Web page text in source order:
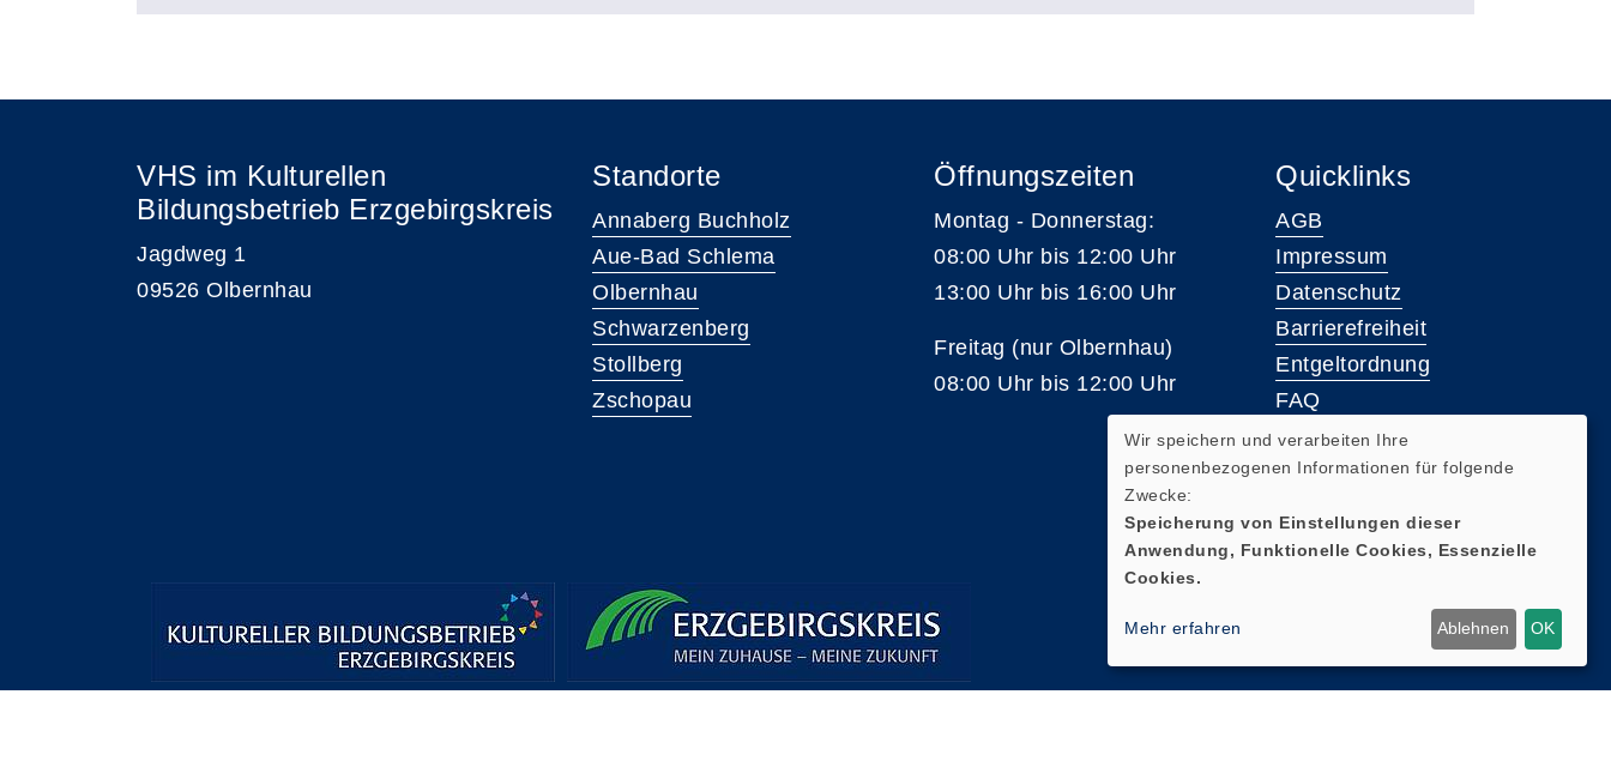
VHS im Kulturellen
Bildungsbetrieb Erzgebirgskreis
Jagdweg 1
09526 Olbernhau
Standorte
Annaberg Buchholz
Aue-Bad Schlema
Olbernhau
Schwarzenberg
Stollberg
Zschopau
Öffnungszeiten
Montag - Donnerstag:
08:00 Uhr bis 12:00 Uhr
13:00 Uhr bis 16:00 Uhr
Freitag (nur Olbernhau)
08:00 Uhr bis 12:00 Uhr
Quicklinks
AGB
Impressum
Datenschutz
Barrierefreiheit
Entgeltordnung
FAQ
Widerrufsformular
Wir speichern und verarbeiten Ihre
personenbezogenen Informationen für folgende
Zwecke:
Speicherung von Einstellungen dieser
Anwendung, Funktionelle Cookies, Essenzielle
Cookies.
Mehr erfahren Ablehnen OK